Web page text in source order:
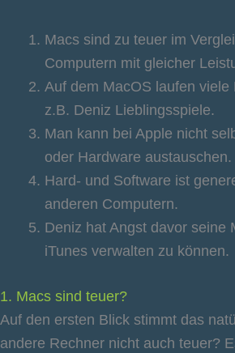
Macs sind zu teuer im
Computern mit gleicher
Auf dem MacOS laufen viele
z.B. Deniz Lieblingsspiele.
Man kann bei Apple nicht
oder Hardware austauschen.
Hard- und Software ist
anderen Computern.
Deniz hat Angst davor seine
iTunes verwalten zu können.
1. Macs sind teuer?
Auf den ersten Blick stimmt das
andere Rechner nicht auch teuer?